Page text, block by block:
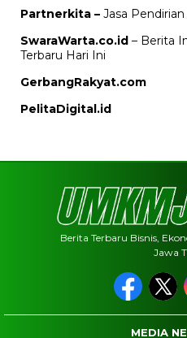
Partnerkita – Jasa
SwaraWarta.co.id – Berita
Terbaru Hari Ini
GerbangRakyat.com
PelitaDigital.id
Berita Terbaru Bisnis,
Jawa
MEDIA